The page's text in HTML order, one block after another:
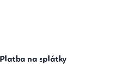
Platba na splátky